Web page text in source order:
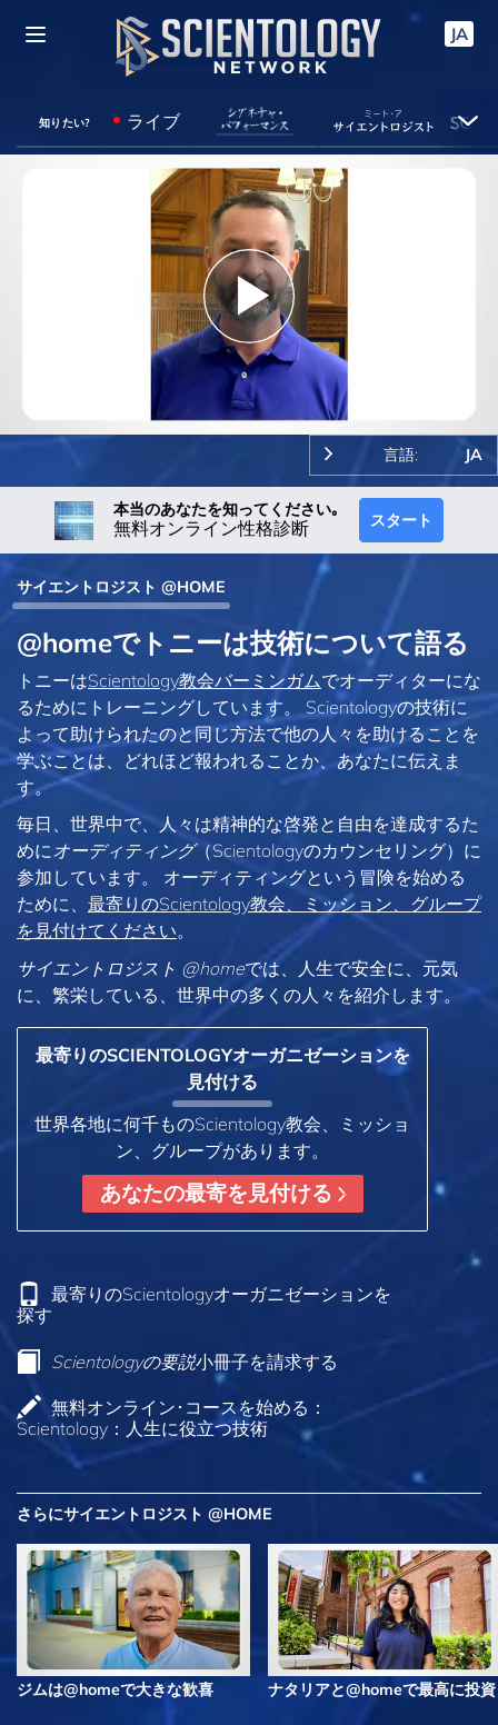
JA
知りたい? ライブ
Play
Video
言語: JA
本当のあなたを知ってください｡
無料オンライン性格診断 スタート
サイエントロジスト @HOME
@homeでトニーは技術について語る
トニーはScientology教会バーミンガムでオーディターにな
るためにトレーニングしています。 Scientologyの技術に
よって助けられたのと同じ方法で他の人々を助けることを
学ぶことは、どれほど報われることか、あなたに伝えま
す。
毎日、世界中で、人々は精神的な啓発と自由を達成するた
めにオーディティング（Scientologyのカウンセリング）に
参加しています。 オーディティングという冒険を始める
ために、 最寄りのScientology教会、ミッション、グループ
を見付けてください。
サイエントロジスト @homeでは、人生で安全に、元気
に、繁栄している、世界中の多くの人々を紹介します。
最寄りのSCIENTOLOGYオーガニゼーションを
見付ける
世界各地に何千ものScientology教会、ミッショ
ン、グループがあります。
あなたの最寄を見付ける
最寄りのScientologyオーガニゼーションを
探す
Scientologyの要説小冊子を請求する
無料オンライン･コースを始める：
Scientology：人生に役立つ技術
さらにサイエントロジスト @HOME
ジムは@homeで大きな歓喜 ナタリアと@homeで最高に投資